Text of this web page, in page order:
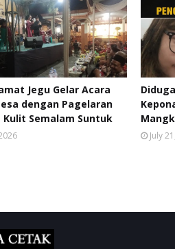
Jegu Gelar Acara
dengan Pagelaran
Kulit Semalam Suntuk
July